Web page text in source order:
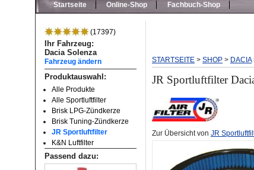
Startseite Online-Shop Fachbuch-Shop
(17397)
Ihr Fahrzeug:
Dacia Solenza
Fahrzeug ändern
Produktauswahl:
Alle Produkte
Alle Sportluftfilter
Brisk LPG-Zündkerze
Brisk Tuning-Zündkerze
JR Sportluftfilter
K&N Luftfilter
Passend dazu:
STARTSEITE > SHOP > DACIA
JR Sportluftfilter
Zur Übersicht von JR